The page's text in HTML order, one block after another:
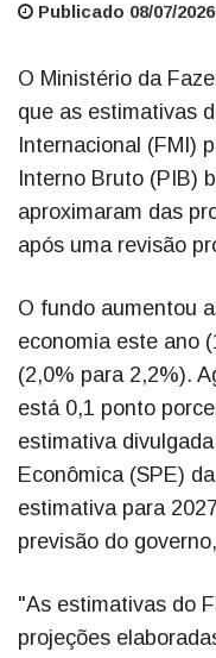
Publicado 08/07/
O Ministério da
que as estimativas
Internacional (FMI)
Interno Bruto (PIB)
aproximaram das
após uma revisão
O fundo aumentou
economia este ano
(2,0% para 2,2%).
está 0,1 ponto
estimativa
Econômica (SPE)
estimativa para
previsão do
"As estimativas do
projeções